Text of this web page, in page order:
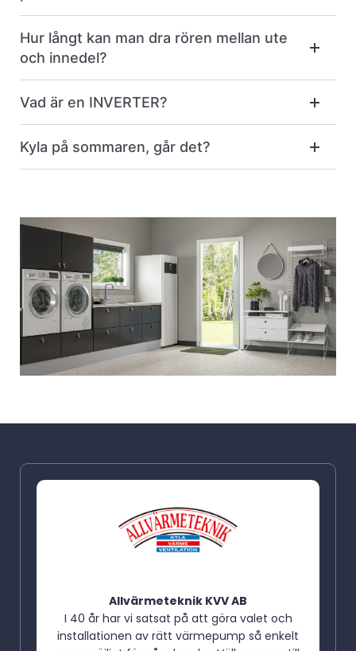
Hur långt kan man dra rören mellan ute
och innedel?
Vad är en INVERTER?
Kyla på sommaren, går det?
Allvärmeteknik KVV AB
I 40 år har vi satsat på att göra valet och
installationen av rätt värmepump så enkelt